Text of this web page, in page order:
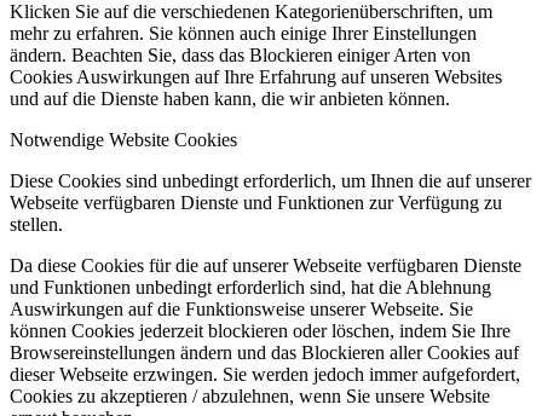
Klicken Sie auf die verschiedenen Kategorienüberschriften, um
mehr zu erfahren. Sie können auch einige Ihrer Einstellungen
ändern. Beachten Sie, dass das Blockieren einiger Arten von
Cookies Auswirkungen auf Ihre Erfahrung auf unseren Websites
und auf die Dienste haben kann, die wir anbieten können.
Notwendige Website Cookies
Diese Cookies sind unbedingt erforderlich, um Ihnen die auf unserer
Webseite verfügbaren Dienste und Funktionen zur Verfügung zu
stellen.
Da diese Cookies für die auf unserer Webseite verfügbaren Dienste
und Funktionen unbedingt erforderlich sind, hat die Ablehnung
Auswirkungen auf die Funktionsweise unserer Webseite. Sie
können Cookies jederzeit blockieren oder löschen, indem Sie Ihre
Browsereinstellungen ändern und das Blockieren aller Cookies auf
dieser Webseite erzwingen. Sie werden jedoch immer aufgefordert,
Cookies zu akzeptieren / abzulehnen, wenn Sie unsere Website